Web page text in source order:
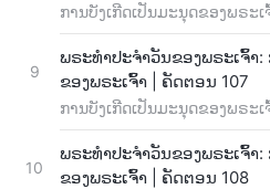
ການບັງເກີດເປັນມະນຸດຂອງພຣະເ
9
ພຣະທຳປະຈຳວັນຂອງພຣະເຈົ້າ:
ຂອງພຣະເຈົ້າ | ຄັດຕອນ 107
ການບັງເກີດເປັນມະນຸດຂອງພຣະເ
10
ພຣະທຳປະຈຳວັນຂອງພຣະເຈົ້າ:
ຂອງພຣະເຈົ້າ | ຄັດຕອນ 108